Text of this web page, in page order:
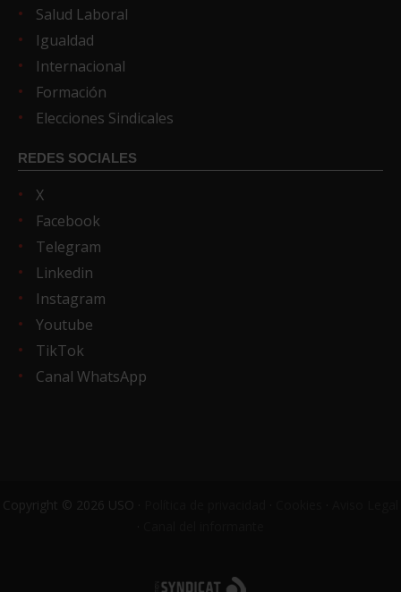
Salud Laboral
Igualdad
Internacional
Formación
Elecciones Sindicales
REDES SOCIALES
X
Facebook
Telegram
Linkedin
Instagram
Youtube
TikTok
Canal WhatsApp
Copyright © 2026 USO ·